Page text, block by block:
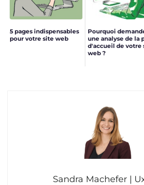
5 pages indispensables
pour votre site web
Pourquoi
une analyse de la
d'accueil de votre
web ?
Sandra Machefer |